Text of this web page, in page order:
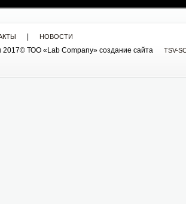
НОВОСТИ
ТОО «Lab Company» cоздание сайта TSV-